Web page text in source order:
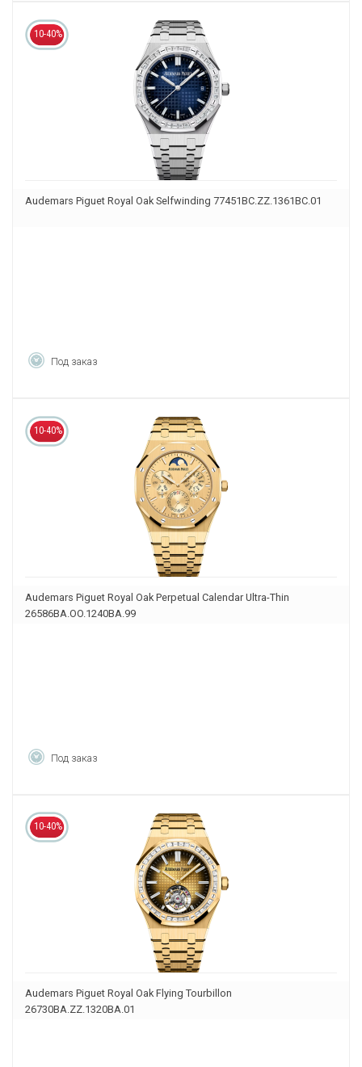
10-40%
Audemars Piguet Royal Oak Selfwinding 77451BC.ZZ.1361BC.01
Под заказ
10-40%
Audemars Piguet Royal Oak Perpetual Calendar Ultra-Thin
26586BA.OO.1240BA.99
Под заказ
10-40%
Audemars Piguet Royal Oak Flying Tourbillon
26730BA.ZZ.1320BA.01